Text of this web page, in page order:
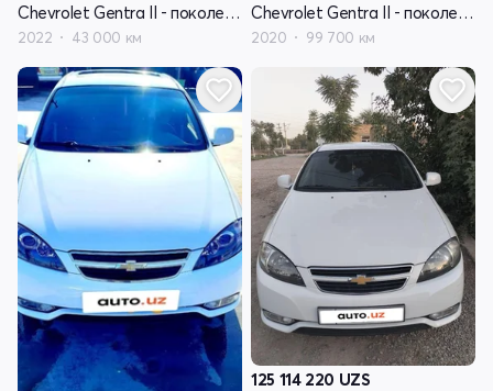
Chevrolet Gentra II - поколение
2022 43 000 км
Chevrolet Gentra II - поколение
2020 99 700 км
125 114 220 UZS